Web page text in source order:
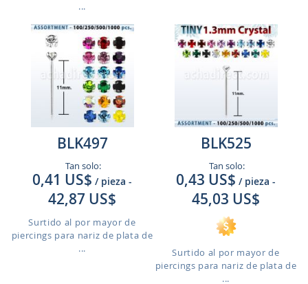
...
BLK497
Tan solo:
0,41 US$ / pieza -
42,87 US$
Surtido al por mayor de
piercings para nariz de plata de
...
BLK525
Tan solo:
0,43 US$ / pieza -
45,03 US$
Surtido al por mayor de
piercings para nariz de plata de
...